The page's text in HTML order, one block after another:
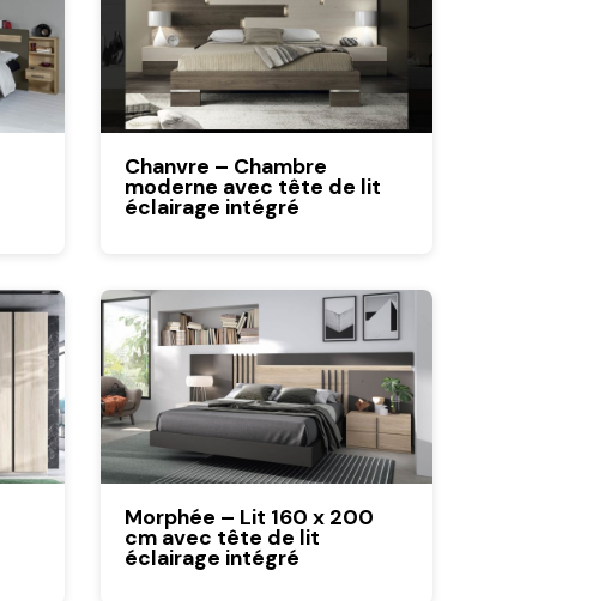
Chanvre – Chambre
moderne avec tête de lit
éclairage intégré
Morphée – Lit 160 x 200
cm avec tête de lit
éclairage intégré